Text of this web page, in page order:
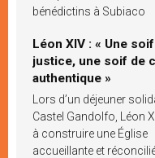
bénédictins à Subiaco
Léon XIV : « Une
justice, une soif de
authentique »
Lors d’un déjeuner
Castel Gandolfo, Léon
à construire une Église
accueillante et